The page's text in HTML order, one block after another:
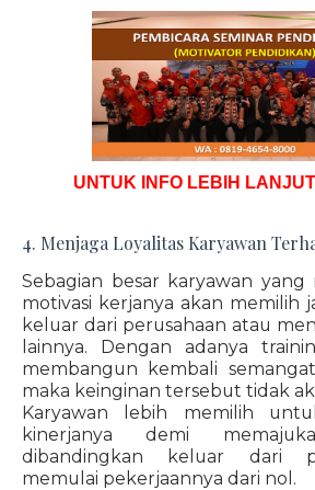
UNTUK INFO LEBIH LANJUT
4. Menjaga Loyalitas Karyawan
Sebagian besar karyawan
motivasi kerjanya akan memilih
keluar dari perusahaan atau
lainnya. Dengan adanya
membangun kembali
maka keinginan tersebut tidak
Karyawan lebih memilih
kinerjanya demi
dibandingkan keluar dari
memulai pekerjaannya dari nol.